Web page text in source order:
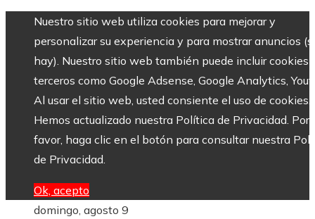
Nuestro sitio web utiliza cookies para mejorar y
personalizar su experiencia y para mostrar anuncios
hay). Nuestro sitio web también puede incluir cookies
terceros como Google Adsense, Google Analytics,
Al usar el sitio web, usted consiente el uso de cookies.
Hemos actualizado nuestra Política de Privacidad. Por
favor, haga clic en el botón para consultar nuestra
de Privacidad.
Ok, acepto
domingo, agosto 9